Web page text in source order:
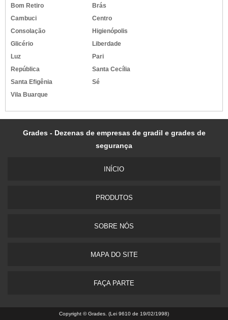
Bom Retiro
Brás
Cambuci
Centro
Consolação
Higienópolis
Glicério
Liberdade
Luz
Pari
República
Santa Cecília
Santa Efigênia
Sé
Vila Buarque
Grades - Dezenas de empresas de gradil e grades de
segurança
INÍ­CIO
PRODUTOS
SOBRE NÓS
MAPA DO SITE
FAÇA PARTE
Copyright © Grades. (Lei 9610 de 19/02/1998)